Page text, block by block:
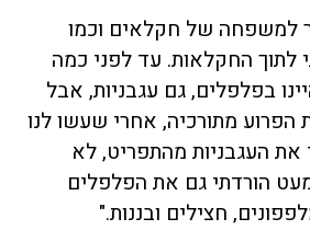
למשפחה של חקלאים וכמו
לתוך החקלאות. עד לפני כמה
בפלפלים, גם עגבניות, אבל
הפרוע מתורכיה, אחרי שעשו לנו
העגבניות מהתפריט, לא
הורדתי גם את הפלפלים
חצילים ובננות."